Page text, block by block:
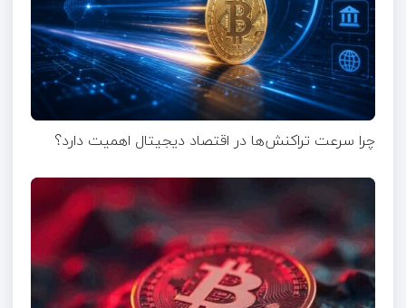
چرا سرعت تراکنش‌ها در اقتصاد دیجیتال اهمیت دارد؟